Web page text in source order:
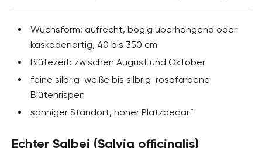
Wuchsform: aufrecht, bogig überhängend oder
kaskadenartig, 40 bis 350 cm
Blütezeit: zwischen August und Oktober
feine silbrig-weiße bis silbrig-rosafarbene
Blütenrispen
sonniger Standort, hoher Platzbedarf
Echter Salbei (Salvia officinalis)